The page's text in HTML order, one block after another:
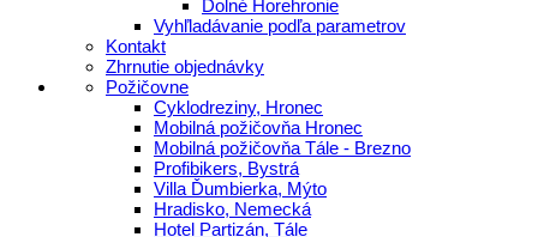
Dolné Horehronie
Vyhľladávanie podľa parametrov
Kontakt
Zhrnutie objednávky
Požičovne
Cyklodreziny, Hronec
Mobilná požičovňa Hronec
Mobilná požičovňa Tále - Brezno
Profibikers, Bystrá
Villa Ďumbierka, Mýto
Hradisko, Nemecká
Hotel Partizán, Tále